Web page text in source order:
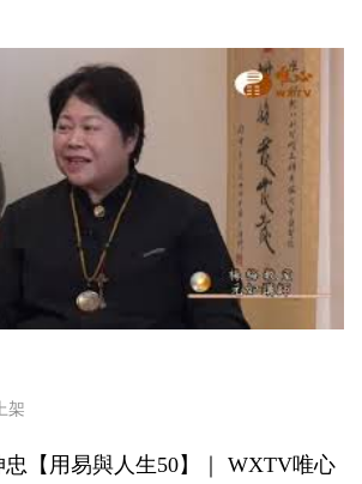
架
【用易與人生50】｜ WXTV唯心